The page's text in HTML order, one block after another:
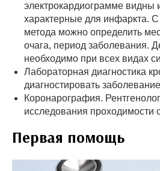
электрокардиограмме видны
характерные для инфаркта.
метода можно определить
очага, период заболевания.
необходимо при всех видах
Лабораторная диагностика
диагностировать
Коронарография.
исследования проходимости
Первая помощь